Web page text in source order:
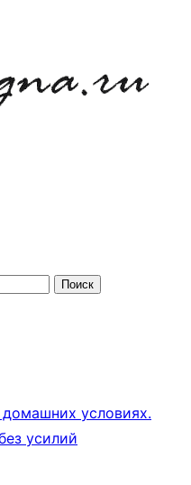
красоты
условиях.
усилий